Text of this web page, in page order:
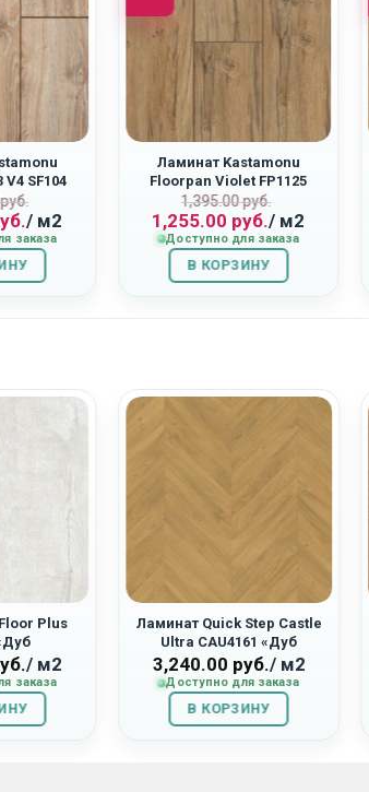
SF104
/ м2
заказа
Ламинат Kastamonu
Floorpan Violet FP1125
“Дуб Квазар”
1,395.00руб.
Первоначальная
цена
составляла
1,395.00
руб..
1,255.00 руб.
Текущая
цена:
1,255.00
руб..
/ м2
Доступно для заказа
В КОРЗИНУ
Plus
/ м2
заказа
Ламинат Quick Step Castle
Ultra CAU4161 «Дуб
Английский Натуральный»
3,240.00 руб./ м2
Доступно для заказа
В КОРЗИНУ